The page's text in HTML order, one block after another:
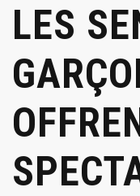
LES